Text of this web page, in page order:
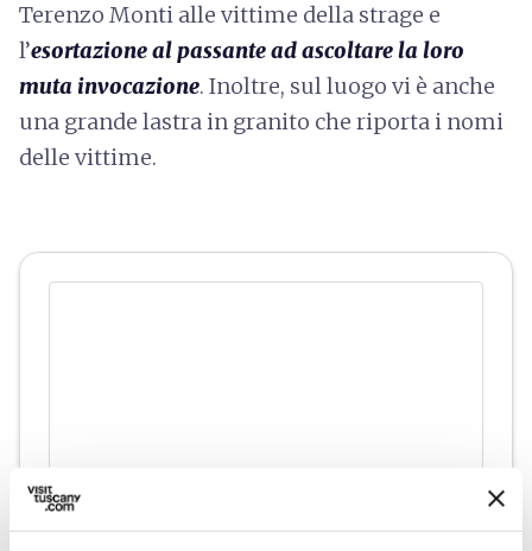
Terenzo Monti alle vittime della strage e
l’esortazione al passante ad ascoltare la loro
muta invocazione. Inoltre, sul luogo vi è anche
una grande lastra in granito che riporta i nomi
delle vittime.